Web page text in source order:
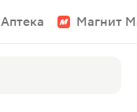
Аптека Магнит